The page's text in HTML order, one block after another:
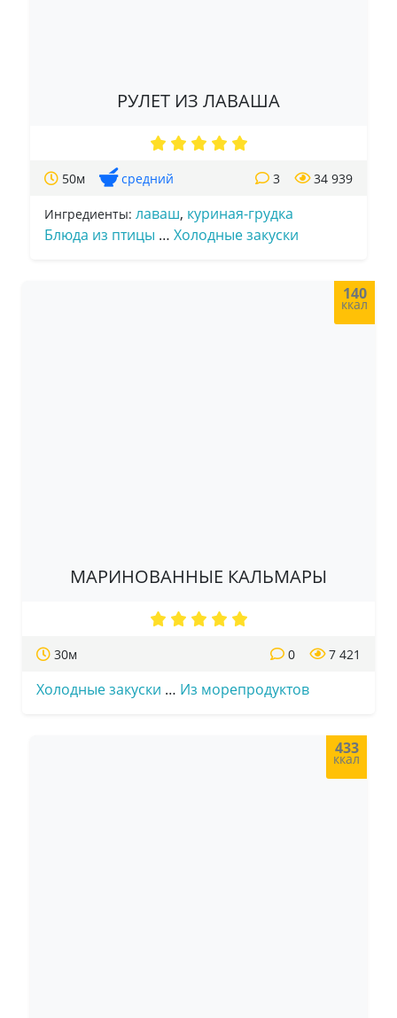
РУЛЕТ ИЗ ЛАВАША
50м средний 34 939
3
Ингредиенты: лаваш, куриная-грудка
Блюда из птицы … Холодные закуски
140
ккал
МАРИНОВАННЫЕ КАЛЬМАРЫ
30м 7 421
0
Холодные закуски … Из морепродуктов
433
ккал